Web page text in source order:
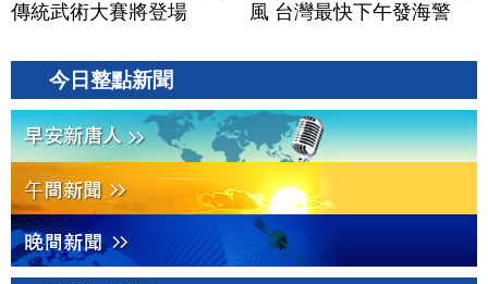
傳統武術大賽將登場
風 台灣最快下午發海警
今日整點新聞